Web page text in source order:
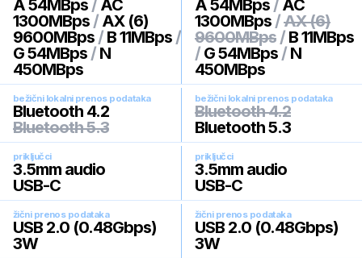
A 54MBps / AC
1300MBps / AX (6)
9600MBps / B 11MBps /
G 54MBps / N
450MBps
A 54MBps / AC
1300MBps /AX (6)
9600MBps / B 11MBps
/ G 54MBps / N
450MBps
bežični lokalni prenos podataka
Bluetooth 4.2
Bluetooth 5.3
bežični lokalni prenos podataka
Bluetooth 4.2
Bluetooth 5.3
priključci
3.5mm audio
USB-C
priključci
3.5mm audio
USB-C
žični prenos podataka
USB 2.0 (0.48Gbps)
3W
žični prenos podataka
USB 2.0 (0.48Gbps)
3W